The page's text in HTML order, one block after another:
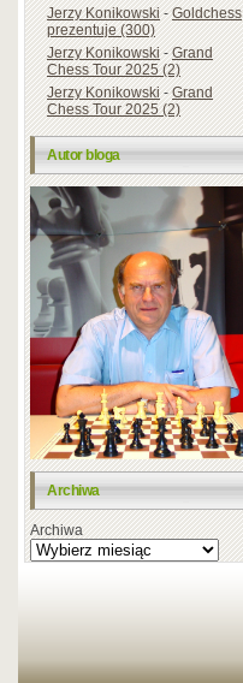
Jerzy Konikowski-Goldchess
prezentuje (300)
Jerzy Konikowski-Grand
Chess Tour 2025 (2)
Jerzy Konikowski-Grand
Chess Tour 2025 (2)
Autor bloga
Archiwa
Archiwa